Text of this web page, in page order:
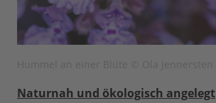
Naturnah und ökologisch angelegt